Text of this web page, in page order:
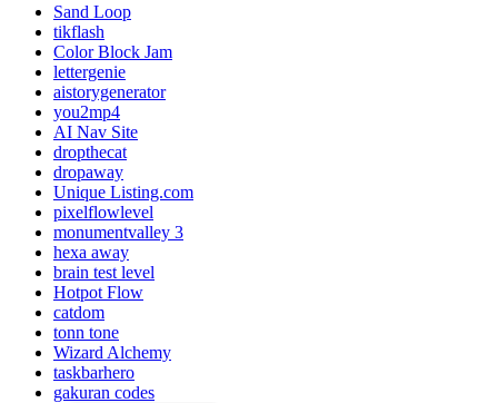
Sand Loop
tikflash
Color Block Jam
lettergenie
aistorygenerator
you2mp4
AI Nav Site
dropthecat
dropaway
Unique Listing.com
pixelflowlevel
monumentvalley 3
hexa away
brain test level
Hotpot Flow
catdom
tonn tone
Wizard Alchemy
taskbarhero
gakuran codes